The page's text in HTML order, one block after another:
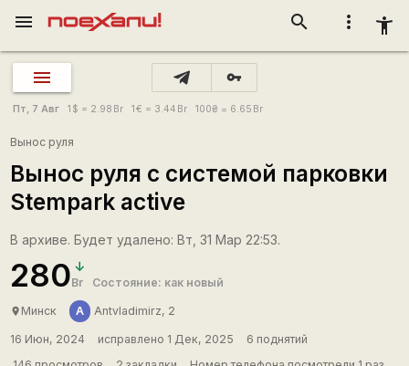
more_vert accessibility_new
search
menu
vpn_key
Пт, 7 Авг 1 $ = 2.98 Br 1€ = 3.44 Br 100₴ = 6.65 Br
Вынос руля
Вынос руля с системой парковки
Stempark active
В архиве. Будет удалено: Вт, 31 Мар 22:53.
280Br Состояние: как новый
place Минск A Antvladimirz, 2
16 Июн, 2024 исправлено 1 Дек, 2025
6 поднятий